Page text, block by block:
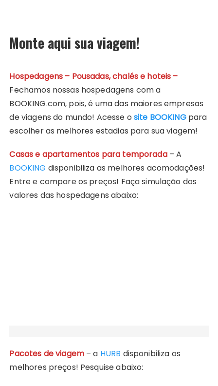
Monte aqui sua viagem!
Hospedagens – Pousadas, chalés e hoteis –
Fechamos nossas hospedagens com a
BOOKING.com, pois, é uma das maiores empresas
de viagens do mundo! Acesse o site BOOKING para
escolher as melhores estadias para sua viagem!
Casas e apartamentos para temporada– A
BOOKING disponibiliza as melhores acomodações!
Entre e compare os preços! Faça simulação dos
valores das hospedagens abaixo:
Pacotes de viagem – a HURB disponibiliza os
melhores preços! Pesquise abaixo: